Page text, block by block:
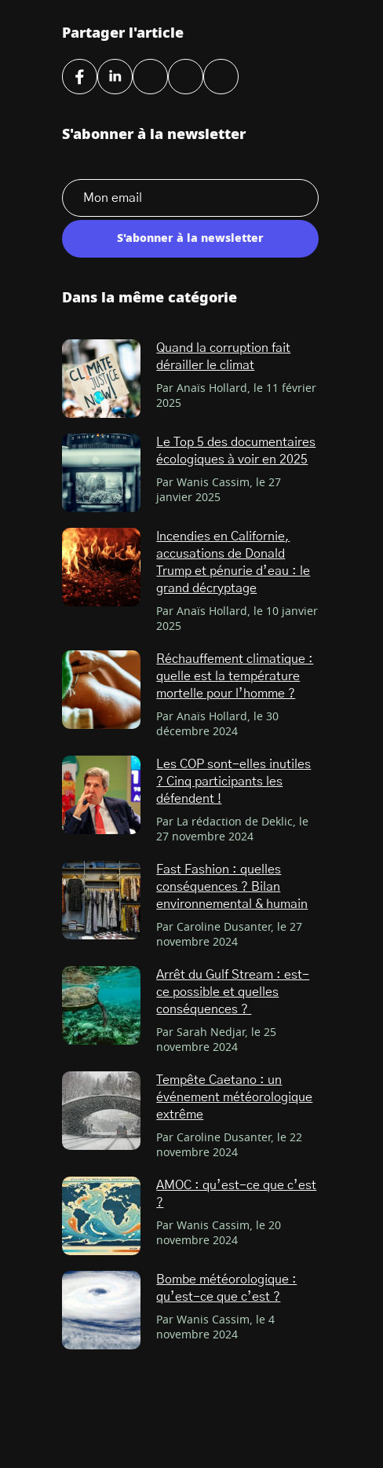
Partager l'article
S'abonner à la newsletter
S'abonner à la newsletter
Dans la même catégorie
Quand la corruption fait
dérailler le climat
Par Anaïs Hollard, le 11 février
2025
Le Top 5 des documentaires
écologiques à voir en 2025
Par Wanis Cassim, le 27
janvier 2025
Incendies en Californie,
accusations de Donald
Trump et pénurie d’eau : le
grand décryptage
Par Anaïs Hollard, le 10 janvier
2025
Réchauffement climatique :
quelle est la température
mortelle pour l’homme ?
Par Anaïs Hollard, le 30
décembre 2024
Les COP sont-elles inutiles
? Cinq participants les
défendent !
Par La rédaction de Deklic, le
27 novembre 2024
Fast Fashion : quelles
conséquences ? Bilan
environnemental & humain
Par Caroline Dusanter, le 27
novembre 2024
Arrêt du Gulf Stream : est-
ce possible et quelles
conséquences ?
Par Sarah Nedjar, le 25
novembre 2024
Tempête Caetano : un
événement météorologique
extrême
Par Caroline Dusanter, le 22
novembre 2024
AMOC : qu’est-ce que c’est
?
Par Wanis Cassim, le 20
novembre 2024
Bombe météorologique :
qu’est-ce que c’est ?
Par Wanis Cassim, le 4
novembre 2024